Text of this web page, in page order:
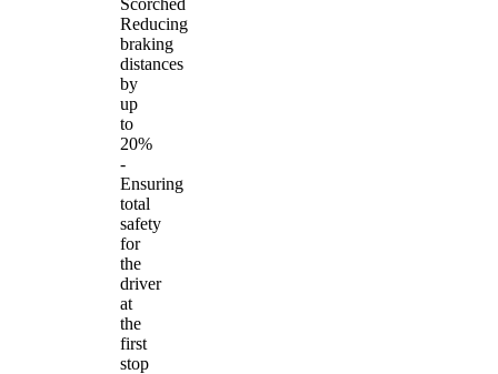
Reducing
braking
distances
by
up
to
20%
-
Ensuring
total
safety
for
the
driver
at
the
first
stop